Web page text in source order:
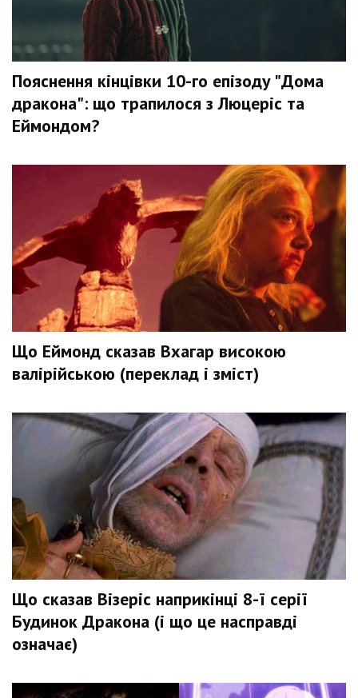
Пояснення кінцівки 10-го епізоду "Дома
дракона": що трапилося з Люцеріс та
Еймондом?
Що Еймонд сказав Вхагар високою
валірійською (переклад і зміст)
Що сказав Візеріс наприкінці 8-ї серії
Будинок Дракона (і що це насправді
означає)